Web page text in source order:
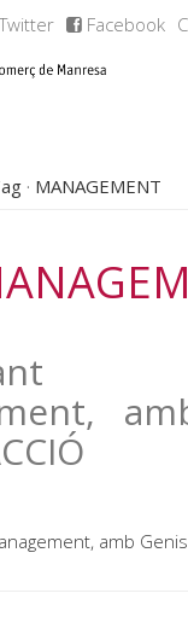
Facebook
MANAGEMENT
amb Genis